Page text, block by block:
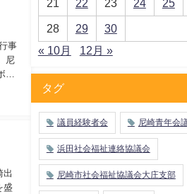
事
尼
出
盛
21 22 23 24 25
28 29
30
« 10月
12月 »
タグ
議員経験者会 尼崎青年会
浜田社会福祉連絡協議会
尼崎市社会福祉協議会大庄支部